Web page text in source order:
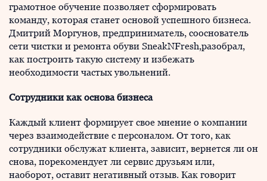
грамотное обучение позволяет сформировать
команду, которая станет основой успешного бизнеса.
Дмитрий Моргунов, предприниматель, сооснователь
сети чистки и ремонта обуви SneakNFresh,разобрал,
как построить такую систему и избежать
необходимости частых увольнений.
Сотрудники как основа бизнеса
Каждый клиент формирует свое мнение о компании
через взаимодействие с персоналом. От того, как
сотрудники обслужат клиента, зависит, вернется ли он
снова, порекомендует ли сервис друзьям или,
наоборот, оставит негативный отзыв. Как говорит